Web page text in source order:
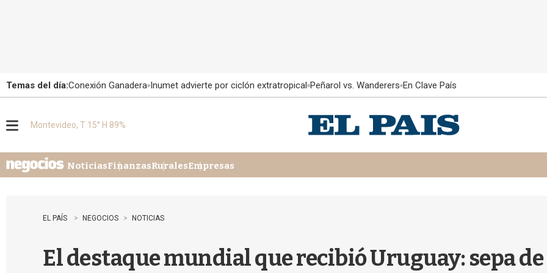
Temas del día:Conexión Ganadera Inumet advierte por ciclón extratropical Peñarol vs. Wanderers En Clave País
u
Montevideo, T 15° H 89%
NoticiasFinanzasRuralesEmpresas
EL PAÍS NEGOCIOS NOTICIAS
El destaque mundial que recibió Uruguay: sepa